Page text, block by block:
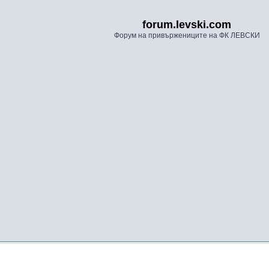
forum.levski.com
Форум на привържениците на ФК ЛЕВСКИ